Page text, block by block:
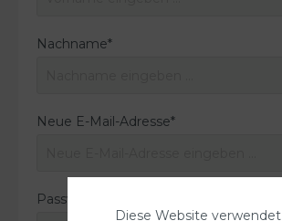
Nachname*
Neue E-Mail-Adresse*
Passwort*
Diese Website verwendet